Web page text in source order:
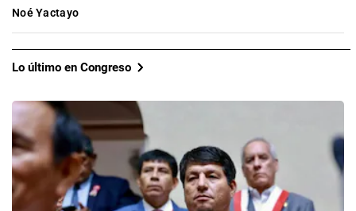
Noé Yactayo
Lo último en Congreso